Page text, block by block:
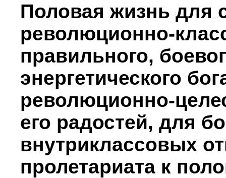
Половая жизнь для
революционно-
правильного,
энергетического
революционно-
его радостей, для
внутриклассовых
пролетариата к